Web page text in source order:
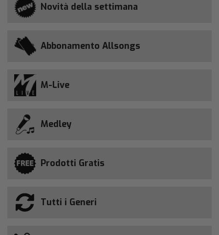
Novità della settimana
Abbonamento Allsongs
M-Live
Medley
Prodotti Gratis
Tutti i Generi